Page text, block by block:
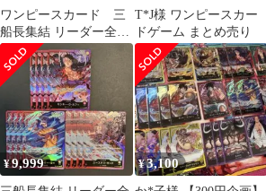
ワンピースカード 三
船長集結 リーダー全3
種コンプリートセット
T*J様 ワンピースカー
ドゲーム まとめ売り
¥9,999 ¥3,100